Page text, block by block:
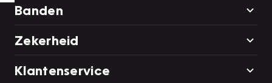
Banden
Zekerheid
Klantenservice